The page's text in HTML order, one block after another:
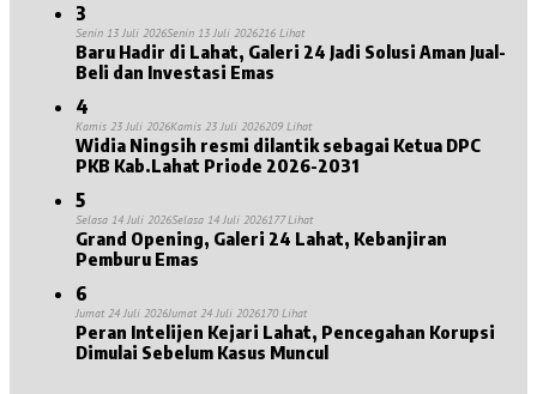
3
Senin 13 Juli 2026Senin 13 Juli 2026216 Lihat
Baru Hadir di Lahat, Galeri 24 Jadi Solusi Aman Jual-
Beli dan Investasi Emas
4
Kamis 23 Juli 2026Kamis 23 Juli 2026209 Lihat
Widia Ningsih resmi dilantik sebagai Ketua DPC
PKB Kab.Lahat Priode 2026-2031
5
Selasa 14 Juli 2026Selasa 14 Juli 2026177 Lihat
Grand Opening, Galeri 24 Lahat, Kebanjiran
Pemburu Emas
6
Jumat 24 Juli 2026Jumat 24 Juli 2026170 Lihat
Peran Intelijen Kejari Lahat, Pencegahan Korupsi
Dimulai Sebelum Kasus Muncul